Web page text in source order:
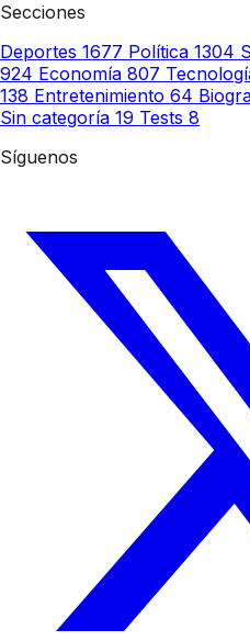
Secciones
Deportes 1677 Política 1304
924 Economía 807
138 Entretenimiento 64
Sin categoría 19 Tests 8
Síguenos